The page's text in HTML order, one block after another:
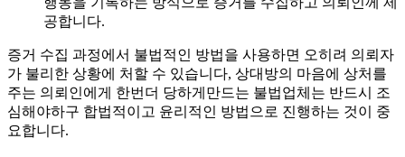
공합니다.
증거 수집 과정에서 불법적인 방법을 사용하면 오히려 의뢰자
가 불리한 상황에 처할 수 있습니다, 상대방의 마음에 상처를
주는 의뢰인에게 한번더 당하게만드는 불법업체는 반드시 조
심해야하구 합법적이고 윤리적인 방법으로 진행하는 것이 중
요합니다.